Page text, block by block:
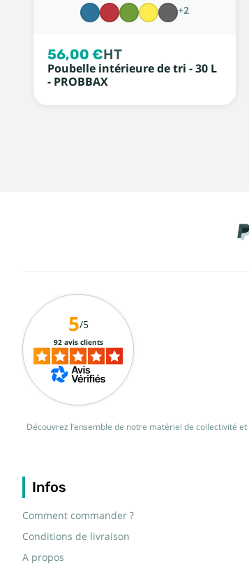
+2
56,00 €HT
Poubelle intérieure de tri - 30 L
- PROBBAX
Découvrez l’ensemble de notre matériel de collectivité
Infos
Comment commander ?
Conditions de livraison
A propos
5/5
92 avis clients